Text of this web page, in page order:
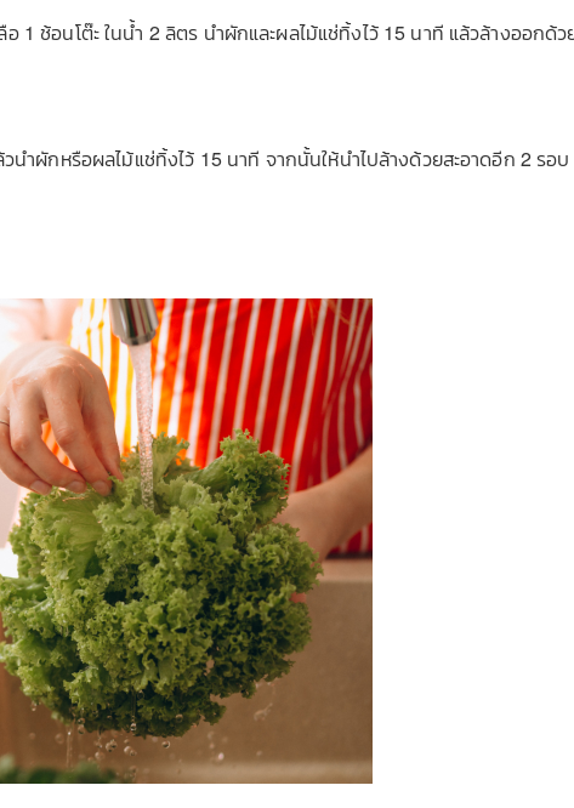
1 ช้อนโต๊ะ ในน้ำ 2 ลิตร นำผักและผลไม้แช่ทิ้งไว้ 15 นาที แล้วล้างออกด้ว
นำผักหรือผลไม้แช่ทิ้งไว้ 15 นาที จากนั้นให้นำไปล้างด้วยสะอาดอีก 2 รอบ